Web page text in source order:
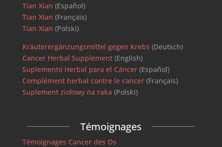
Tian Xian (Español)
Tian Xian (Français)
Tian Xian (Polski)
Kräuterergänzungsmittel gegen Krebs (Deutsch)
Cancer Herbal Supplement(English)
Suplemento Herbal para el Cáncer(Español)
Complément herbal contre le cancer(Français)
Suplement ziołowy na raka (Polski)
Témoignages
Témoignages Cancer des Os